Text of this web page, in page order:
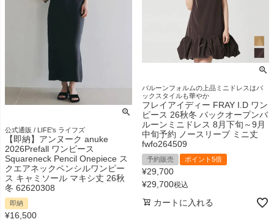
公式通販 / LIFE's ライフズ
【即納】アンヌーク anuke
2026Prefall ワンピース
Squareneck Pencil Onepiece ス
クエアネックペンシルワンピー
ス キャミソール マキシ丈 26秋
冬 62620308
即納
¥16,500
バルーンフォルムの上品ミニドレスはバ
ックスタイルも華やか
フレイアイディー FRAY I.D ワン
ピース 26秋冬 バックオープンバ
ルーンミニドレス 8月下旬～9月
中旬予約 ノースリーブ ミニ丈
fwfo264509
予約販売 ポイント5倍
¥29,700
¥29,700税込
カートに入れる